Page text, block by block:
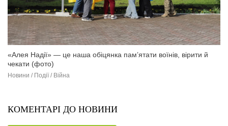
«Алея Надії» — це наша обіцянка пам’ятати воїнів, вірити й
чекати (фото)
Новини / Події / Війна
КОМЕНТАРІ ДО НОВИНИ